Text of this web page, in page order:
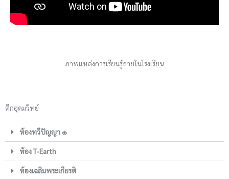
ภาพแหล่งการเรียนรู้ภายในโรงเรียน
ตึกอุดมวิทย์
ห้องทวีปัญญา ๑
ห้อง T-Earth
ห้องเฉลิมพระเกียรติ